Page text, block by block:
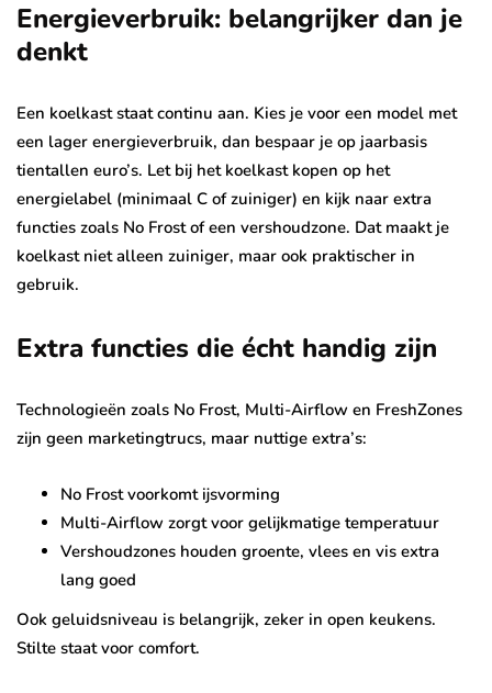
Energieverbruik: belangrijker dan je
denkt
Een koelkast staat continu aan. Kies je voor een model met
een lager energieverbruik, dan bespaar je op jaarbasis
tientallen euro’s. Let bij het koelkast kopen op het
energielabel (minimaal C of zuiniger) en kijk naar extra
functies zoals No Frost of een vershoudzone. Dat maakt je
koelkast niet alleen zuiniger, maar ook praktischer in
gebruik.
Extra functies die écht handig zijn
Technologieën zoals No Frost, Multi-Airflow en FreshZones
zijn geen marketingtrucs, maar nuttige extra’s:
No Frost voorkomt ijsvorming
Multi-Airflow zorgt voor gelijkmatige temperatuur
Vershoudzones houden groente, vlees en vis extra
lang goed
Ook geluidsniveau is belangrijk, zeker in open keukens.
Stilte staat voor comfort.